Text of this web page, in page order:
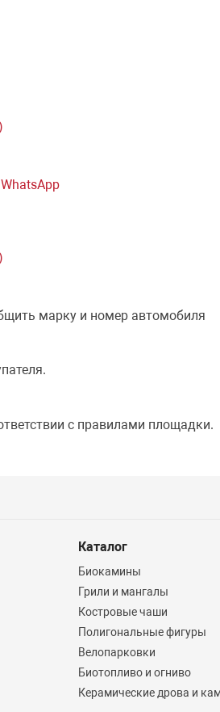
WhatsApp
марку и номер автомобиля
с правилами площадки.
Каталог
Биокамины
Грили и мангалы
Костровые чаши
Полигональные фигуры
Велопарковки
Биотопливо и огниво
Керамические дрова и